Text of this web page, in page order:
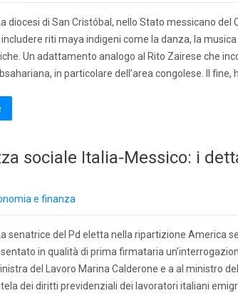
diocesi di San Cristóbal, nello Stato messicano del
riti maya indigeni come la danza, la
Un adattamento analogo al Rito Zairese che
in particolare dell’area congolese. Il fine,
sociale Italia-Messico: i
e finanza
senatrice del Pd eletta nella ripartizione America
in qualità di prima firmataria
del Lavoro Marina Calderone e a al ministro
dei diritti previdenziali dei lavoratori italiani